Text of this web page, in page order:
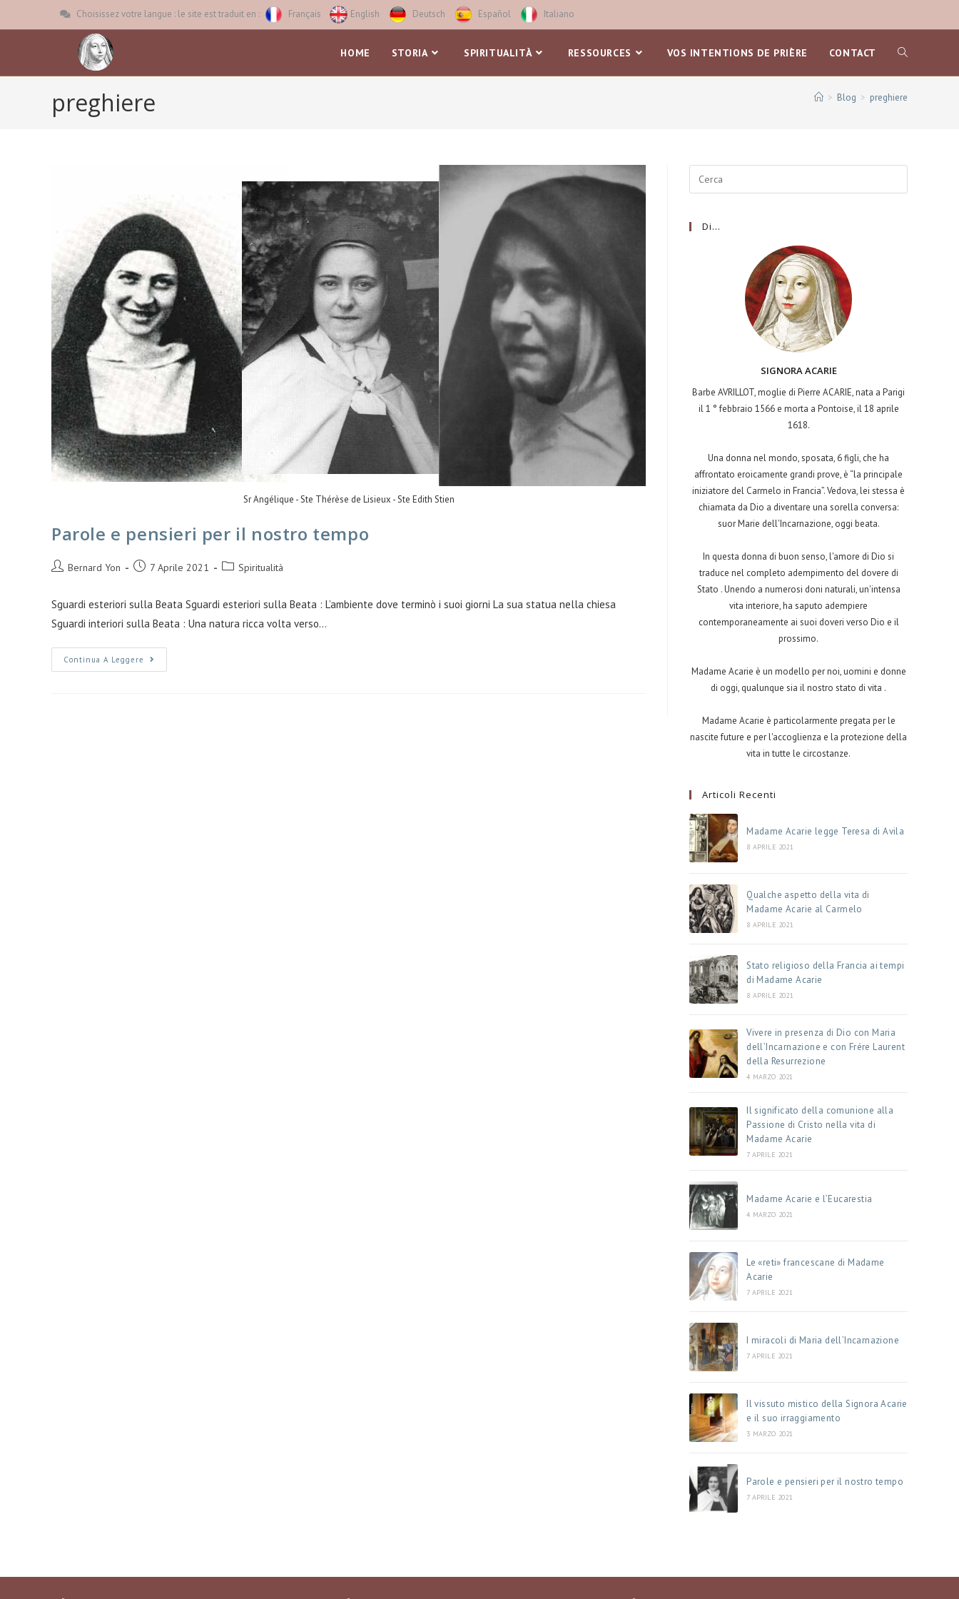
Choisissez votre langue : le site est traduit en : Français English Deutsch Español Italiano
HOME STORIA SPIRITUALITÀ RESSOURCES VOS INTENTIONS DE PRIÈRE CONTACT
preghiere > Blog > preghiere
Sr Angélique - Ste Thérèse de Lisieux - Ste Edith Stien
Parole e pensieri per il nostro tempo
Bernard Yon 7 Aprile 2021 Spiritualità
Sguardi esteriori sulla Beata Sguardi esteriori sulla Beata : L’ambiente dove terminò i suoi giorni La sua statua nella chiesa
Sguardi interiori sulla Beata : Una natura ricca volta verso…
Continua A Leggere
Di…
SIGNORA ACARIE
Barbe AVRILLOT, moglie di Pierre ACARIE, nata a Parigi
il 1 ° febbraio 1566 e morta a Pontoise, il 18 aprile
1618.
Una donna nel mondo, sposata, 6 figli, che ha
affrontato eroicamente grandi prove, è “la principale
iniziatore del Carmelo in Francia”. Vedova, lei stessa è
chiamata da Dio a diventare una sorella conversa:
suor Marie dell'Incarnazione, oggi beata.
In questa donna di buon senso, l'amore di Dio si
traduce nel completo adempimento del dovere di
Stato . Unendo a numerosi doni naturali, un'intensa
vita interiore, ha saputo adempiere
contemporaneamente ai suoi doveri verso Dio e il
prossimo.
Madame Acarie è un modello per noi, uomini e donne
di oggi, qualunque sia il nostro stato di vita .
Madame Acarie è particolarmente pregata per le
nascite future e per l'accoglienza e la protezione della
vita in tutte le circostanze.
Articoli Recenti
Madame Acarie legge Teresa di Avila
8 APRILE 2021
Qualche aspetto della vita di
Madame Acarie al Carmelo
8 APRILE 2021
Stato religioso della Francia ai tempi
di Madame Acarie
8 APRILE 2021
Vivere in presenza di Dio con Maria
dell’Incarnazione e con Frére Laurent
della Resurrezione
4 MARZO 2021
Il significato della comunione alla
Passione di Cristo nella vita di
Madame Acarie
7 APRILE 2021
Madame Acarie e l’Eucarestia
4 MARZO 2021
Le «reti» francescane di Madame
Acarie
7 APRILE 2021
I miracoli di Maria dell’Incarnazione
7 APRILE 2021
Il vissuto mistico della Signora Acarie
e il suo irraggiamento
3 MARZO 2021
Parole e pensieri per il nostro tempo
7 APRILE 2021